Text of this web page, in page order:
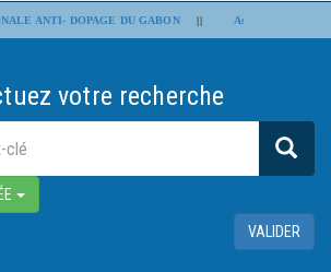
ANTI- DOPAGE DU GABON|| Assemblée
votre recherche
VALIDER